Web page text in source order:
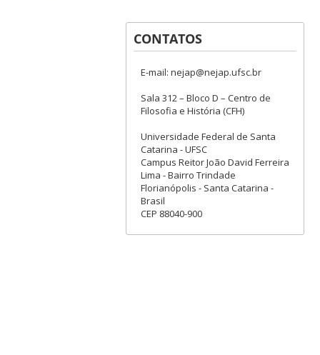
CONTATOS
E-mail: nejap@nejap.ufsc.br
Sala 312 – Bloco D – Centro de
Filosofia e História (CFH)
Universidade Federal de Santa
Catarina - UFSC
Campus Reitor João David Ferreira
Lima - Bairro Trindade
Florianópolis - Santa Catarina -
Brasil
CEP 88040-900